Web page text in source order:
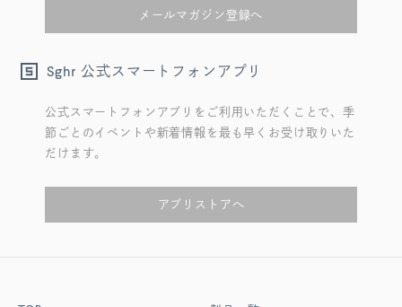
メールマガジン登録へ
Sghr 公式スマートフォンアプリ
公式スマートフォンアプリをご利用いただくことで、季
節ごとのイベントや新着情報を最も早くお受け取りいた
だけます。
アプリストアへ